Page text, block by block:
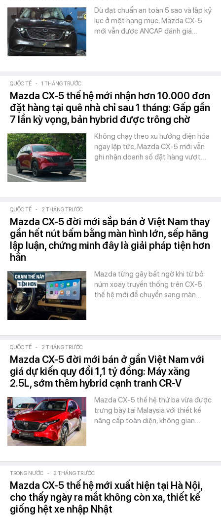
Dù đạt chuẩn an toàn 5 sao và lập kỷ
lục ở một hạng mục, Mazda CX-5
mới vẫn được ANCAP đánh giá…
QUỐC TẾ - 1 THÁNG TRƯỚC
Mazda CX-5 thế hệ mới nhận hơn 10.000 đơn
đặt hàng tại quê nhà chỉ sau 1 tháng: Gấp gần
7 lần kỳ vọng, bản hybrid được trông chờ
Không chạy theo xu hướng điện hóa
ngay lập tức, Mazda CX-5 mới vẫn
ghi nhận doanh số đặt hàng vượt…
QUỐC TẾ - 2 THÁNG TRƯỚC
Mazda CX-5 đời mới sắp bán ở Việt Nam thay
gần hết nút bấm bằng màn hình lớn, sếp hãng
lập luận, chứng minh đây là giải pháp tiện hơn
hẳn
Mazda từng gây bất ngờ khi từ bỏ
núm xoay truyền thống trên CX-5
thế hệ mới để chuyển sang màn…
QUỐC TẾ - 2 THÁNG TRƯỚC
Mazda CX-5 đời mới bán ở gần Việt Nam với
giá dự kiến quy đổi 1,1 tỷ đồng: Máy xăng
2.5L, sớm thêm hybrid cạnh tranh CR-V
Mazda CX-5 thế hệ thứ ba vừa được
trưng bày tại Malaysia với thiết kế
nâng cấp toàn diện, không gian…
TRONG NƯỚC - 2 THÁNG TRƯỚC
Mazda CX-5 thế hệ mới xuất hiện tại Hà Nội,
cho thấy ngày ra mắt không còn xa, thiết kế
giống hệt xe nhập Nhật